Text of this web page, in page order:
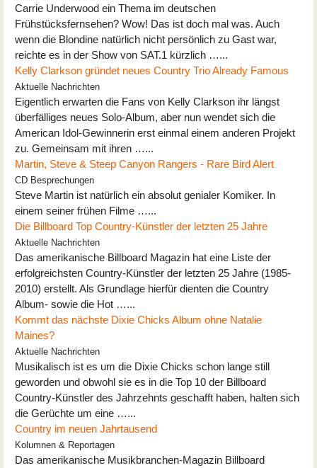
Carrie Underwood ein Thema im deutschen
Frühstücksfernsehen? Wow! Das ist doch mal was. Auch
wenn die Blondine natürlich nicht persönlich zu Gast war,
reichte es in der Show von SAT.1 kürzlich …...
Kelly Clarkson gründet neues Country Trio Already Famous
Aktuelle Nachrichten
Eigentlich erwarten die Fans von Kelly Clarkson ihr längst
überfälliges neues Solo-Album, aber nun wendet sich die
American Idol-Gewinnerin erst einmal einem anderen Projekt
zu. Gemeinsam mit ihren …...
Martin, Steve & Steep Canyon Rangers - Rare Bird Alert
CD Besprechungen
Steve Martin ist natürlich ein absolut genialer Komiker. In
einem seiner frühen Filme …...
Die Billboard Top Country-Künstler der letzten 25 Jahre
Aktuelle Nachrichten
Das amerikanische Billboard Magazin hat eine Liste der
erfolgreichsten Country-Künstler der letzten 25 Jahre (1985-
2010) erstellt. Als Grundlage hierfür dienten die Country
Album- sowie die Hot …...
Kommt das nächste Dixie Chicks Album ohne Natalie
Maines?
Aktuelle Nachrichten
Musikalisch ist es um die Dixie Chicks schon lange still
geworden und obwohl sie es in die Top 10 der Billboard
Country-Künstler des Jahrzehnts geschafft haben, halten sich
die Gerüchte um eine …...
Country im neuen Jahrtausend
Kolumnen & Reportagen
Das amerikanische Musikbranchen-Magazin Billboard